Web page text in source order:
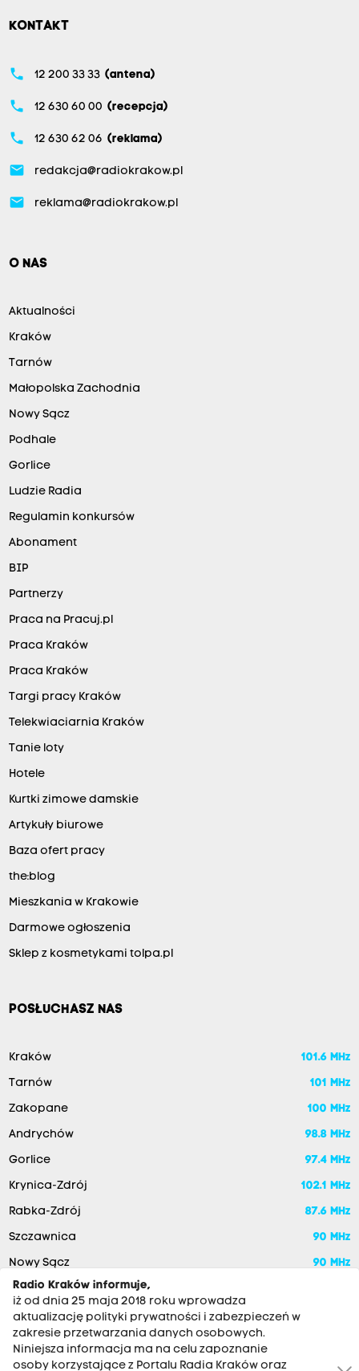
KONTAKT
phone 12 200 33 33 (antena)
phone 12 630 60 00 (recepcja)
phone 12 630 62 06 (reklama)
email redakcja@radiokrakow.pl
email reklama@radiokrakow.pl
O NAS
Aktualności
Kraków
Tarnów
Małopolska Zachodnia
Nowy Sącz
Podhale
Gorlice
Ludzie Radia
Regulamin konkursów
Abonament
BIP
Partnerzy
Praca na Pracuj.pl
Praca Kraków
Praca Kraków
Targi pracy Kraków
Telekwiaciarnia Kraków
Tanie loty
Hotele
Kurtki zimowe damskie
Artykuły biurowe
Baza ofert pracy
the:blog
Mieszkania w Krakowie
Darmowe ogłoszenia
Sklep z kosmetykami tolpa.pl
POSŁUCHASZ NAS
Kraków 101.6 MHz
Tarnów 101 MHz
Zakopane 100 MHz
Andrychów 98.8 MHz
Gorlice 97.4 MHz
Krynica-Zdrój 102.1 MHz
Rabka-Zdrój 87.6 MHz
Szczawnica 90 MHz
Nowy Sącz
90 MHz
Radio Kraków informuje,
iż od dnia 25 maja 2018 roku wprowadza
aktualizację polityki prywatności i zabezpieczeń w
zakresie przetwarzania danych osobowych.
Niniejsza informacja ma na celu zapoznanie
osoby korzystające z Portalu Radia Kraków oraz